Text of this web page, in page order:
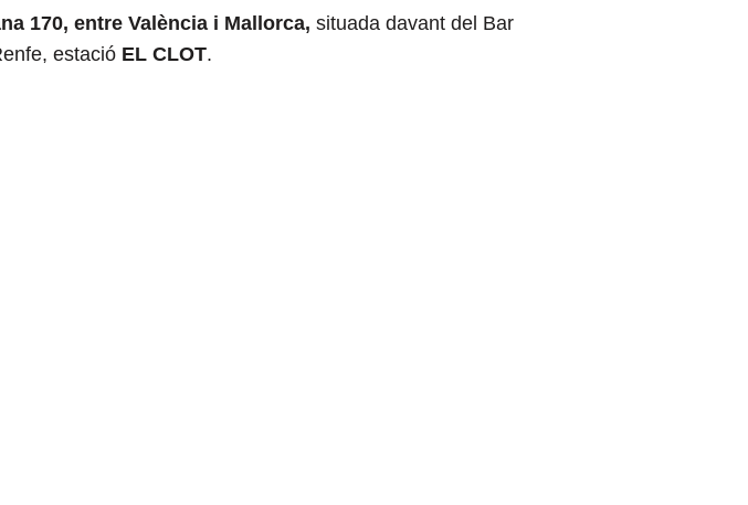
170, entre València i Mallorca, situada davant del Bar
estació EL CLOT.